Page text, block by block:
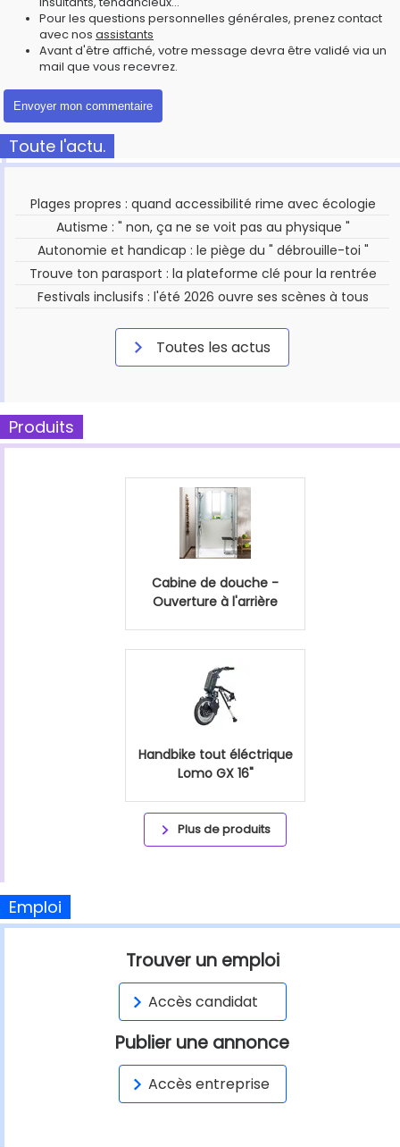
Pour les questions personnelles générales, prenez contact
avec nos assistants
Avant d'être affiché, votre message devra être validé via un
mail que vous recevrez.
Toute l'actu.
Plages propres : quand accessibilité rime avec écologie
Autisme : " non, ça ne se voit pas au physique "
Autonomie et handicap : le piège du " débrouille-toi "
Trouve ton parasport : la plateforme clé pour la rentrée
Festivals inclusifs : l'été 2026 ouvre ses scènes à tous
Toutes les actus
Produits
Cabine de douche -
Ouverture à l'arrière
Handbike tout éléctrique
Lomo GX 16"
Plus de produits
Emploi
Trouver un emploi
Accès candidat
Publier une annonce
Accès entreprise